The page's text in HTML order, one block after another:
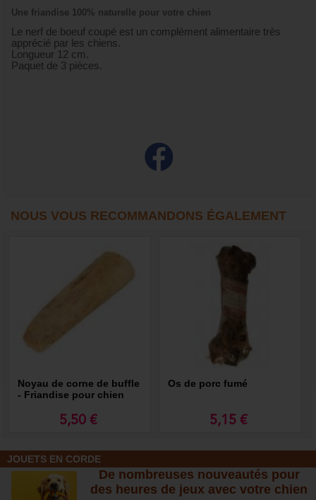
Une friandise 100% naturelle pour votre chien
Le nerf de boeuf coupé est un complément alimentaire très
apprécié par les chiens.
Longueur 12 cm.
Paquet de 3 pièces.
NOUS VOUS RECOMMANDONS ÉGALEMENT
Noyau de corne de buffle
- Friandise pour chien
5,50 €
Os de porc fumé
5,15 €
JOUETS EN CORDE
De nombreuses nouveautés pour
des heures de jeux avec votre chien